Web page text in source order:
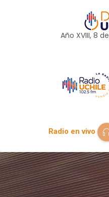
Año XVIII, 8 de
Radio en vivo